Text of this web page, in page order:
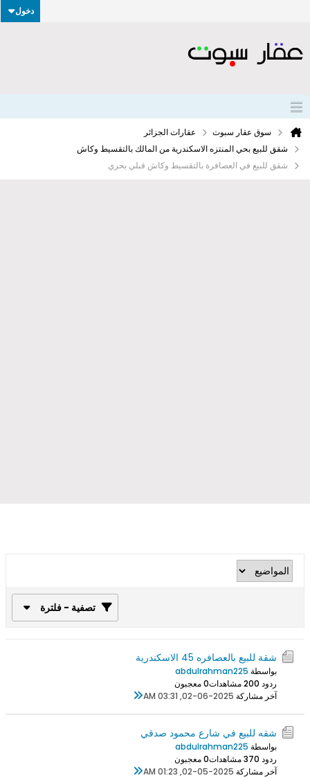
دخول
سوق عقار سبوت
عقارات الجزائر
شقق للبيع بحي المنتزه الاسكندرية من المالك بالتقسيط وكاش
شقق للبيع في العصافرة بالتقسيط وكاش قبلي بحري
تصفية - فلترة
شقة للبيع بالعصافره 45 الاسكندرية
بواسطة abdulrahman225
ردود 0
20 مشاهدات
0 معجبون
آخر مشاركة 02-06-2025, 03:31 AM
شقه للبيع في شارع محمود صدقي
بواسطة abdulrahman225
ردود 0
37 مشاهدات
0 معجبون
آخر مشاركة 02-05-2025, 01:23 AM